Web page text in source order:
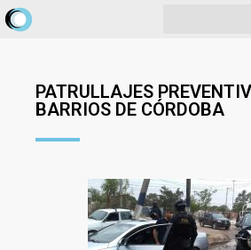
PATRULLAJES
BARRIOS DE CÓRDOBA